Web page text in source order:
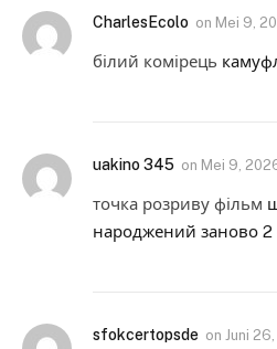
CharlesEcolo on Mei 9,
білий комірець
uakino 345 on Mei 9,
точка розриву фільм
народжений заново 2
sfokcertopsde on Juni